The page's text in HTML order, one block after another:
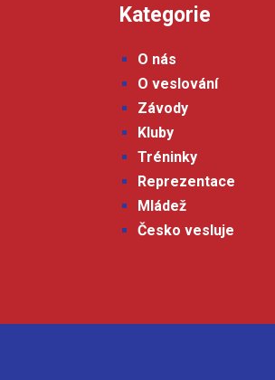
Kategorie
O nás
O veslování
Závody
Kluby
Tréninky
Reprezentace
Mládež
Česko vesluje